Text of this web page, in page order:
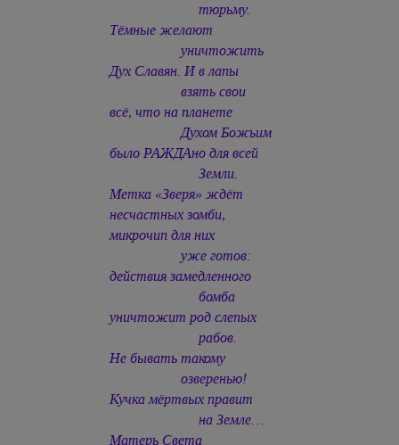
тюрьму.
Тёмные желают
уничтожить
Дух Славян. И в лапы
взять свои
всё, что на планете
Духом Божьим
было РАЖДАно для всей
Земли.
Метка «Зверя» ждёт
несчастных зомби,
микрочип для них
уже готов:
действия замедленного
бомба
уничтожит род слепых
рабов.
Не бывать такому
озверенью!
Кучка мёртвых правит
на Земле…
Матерь Света